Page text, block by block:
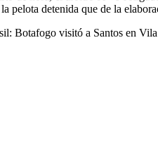
pelota detenida que de la
Botafogo visitó a Santos en